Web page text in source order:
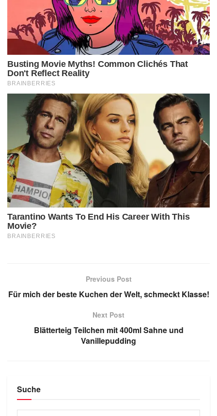
Previous Post
Für mich der beste Kuchen der Welt, schmeckt Klasse!
Next Post
Blätterteig Teilchen mit 400ml Sahne und
Vanillepudding
Suche